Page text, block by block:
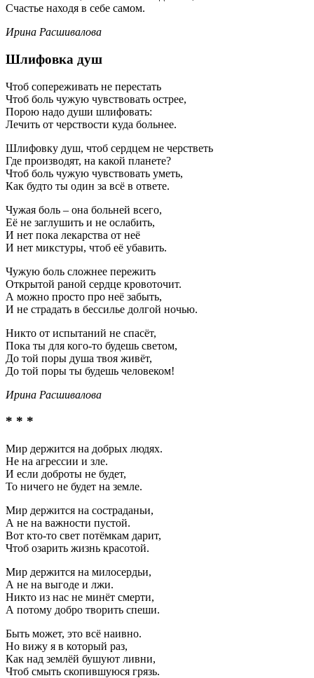
Счастье находя в себе самом.
Ирина Расшивалова
Шлифовка душ
Чтоб сопереживать не перестать
Чтоб боль чужую чувствовать острее,
Порою надо души шлифовать:
Лечить от черствости куда больнее.
Шлифовку душ, чтоб сердцем не черстветь
Где производят, на какой планете?
Чтоб боль чужую чувствовать уметь,
Как будто ты один за всё в ответе.
Чужая боль – она больней всего,
Её не заглушить и не ослабить,
И нет пока лекарства от неё
И нет микстуры, чтоб её убавить.
Чужую боль сложнее пережить
Открытой раной сердце кровоточит.
А можно просто про неё забыть,
И не страдать в бессилье долгой ночью.
Никто от испытаний не спасёт,
Пока ты для кого-то будешь светом,
До той поры душа твоя живёт,
До той поры ты будешь человеком!
Ирина Расшивалова
* * *
Мир держится на добрых людях.
Не на агрессии и зле.
И если доброты не будет,
То ничего не будет на земле.
Мир держится на состраданьи,
А не на важности пустой.
Вот кто-то свет потёмкам дарит,
Чтоб озарить жизнь красотой.
Мир держится на милосердьи,
А не на выгоде и лжи.
Никто из нас не минёт смерти,
А потому добро творить спеши.
Быть может, это всё наивно.
Но вижу я в который раз,
Как над землёй бушуют ливни,
Чтоб смыть скопившуюся грязь.